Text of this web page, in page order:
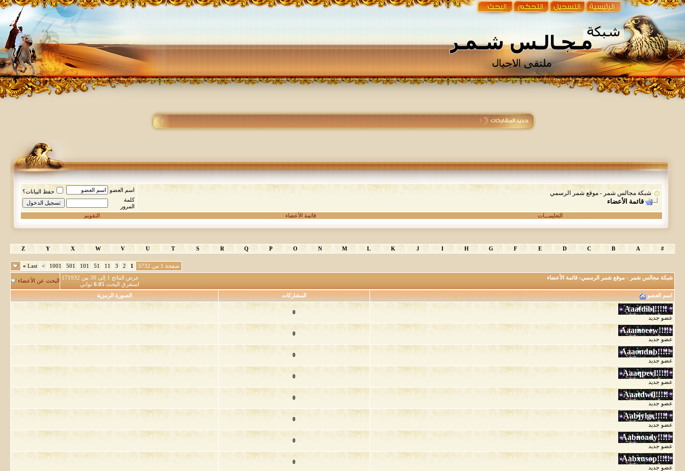
شبكة مجالس شمر - موقع شمر الرسمي
قائمة الأعضاء
اسم العضو
حفظ البيانات؟
كلمة
المرور
التعليمـــات
قائمة الأعضاء التقويم
#
A
B
C
D
E
F
G
H
I
J
K
L
M
N
O
P
Q
R
S
T
U
V
W
X
Y
Z
صفحة 1 من 5732 1
2
3
11
51
101
501
1001
>
Last
»
عرض النتائج 1 إلى 30 من 171932
استغرق البحث 0.05 ثواني.
شبكة مجالس شمر - موقع شمر الرسمي: قائمة الأعضاء
البحث عن الأعضاء
اسم العضو المشاركات الصورة الرمزية
عضو جديد
0
عضو جديد
0
عضو جديد
0
عضو جديد
0
عضو جديد
0
عضو جديد
0
عضو جديد
0
عضو جديد
0